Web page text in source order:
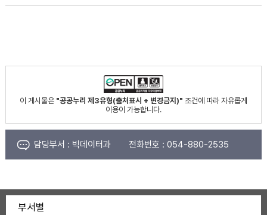
이 게시물은 "공공누리 제3유형(출처표시 + 변경금지)" 조건에 따라 자유롭게
이용이 가능합니다.
담당부서 : 빅데이터과 전화번호 : 054-880-2535
부서별